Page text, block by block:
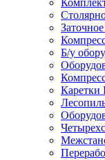
Б/у
Каретки